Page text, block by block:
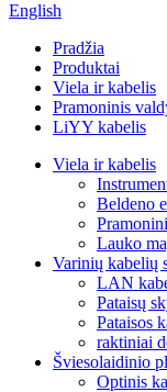
English
Pradžia
Produktai
Viela ir kabelis
Pramoninis
LiYY kabelis
Viela ir kabelis
Beldeno
Lauko
Varinių kabelių
LAN
Pataisų
Pataisos
raktiniai
Šviesolaidinio
Optinis